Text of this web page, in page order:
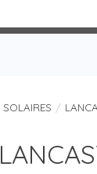
SOLAIRES /